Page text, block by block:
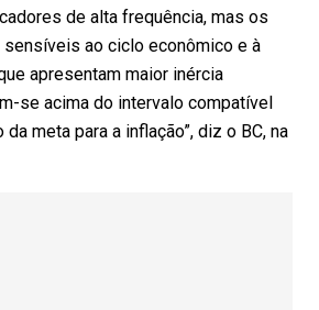
de alta frequência, mas os
ao ciclo econômico e à
apresentam maior inércia
se acima do intervalo compatível
meta para a inflação”, diz o BC, na